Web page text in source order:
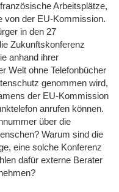
Arbeitsplätze,
von der EU-Kommission.
in den 27
Zukunftskonferenz
anhand ihrer
Welt ohne Telefonbücher
genommen wird,
der EU-Kommission
anrufen können.
über die
Warum sind die
eine solche Konferenz
dafür externe Berater